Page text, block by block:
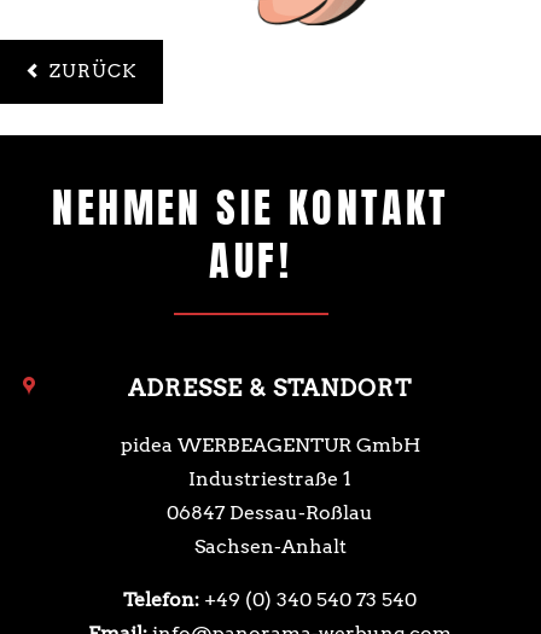
ZURÜCK
NEHMEN SIE KONTAKT
AUF!
ADRESSE & STANDORT
pidea WERBEAGENTUR GmbH
Industriestraße 1
06847 Dessau-Roßlau
Sachsen-Anhalt
Telefon: +49 (0) 340 540 73 540